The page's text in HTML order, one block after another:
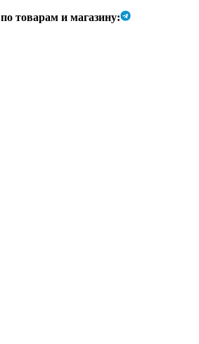
товарам и магазину: